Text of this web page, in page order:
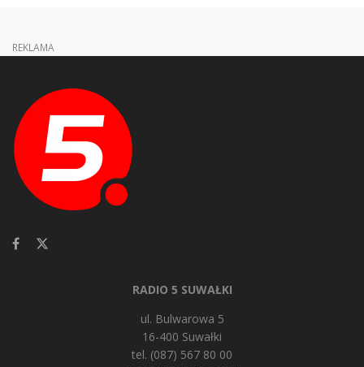
REKLAMA
RADIO 5 SUWAŁKI
ul. Bulwarowa 5
16-400 Suwałki
tel. (087) 567 80 00